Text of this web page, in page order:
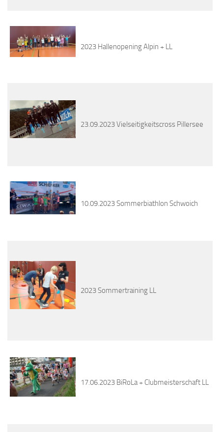
2023 Hallenopening Alpin + LL
23.09.2023 Vielseitigkeitscross Pillersee
10.09.2023 Sommerbiathlon Schwoich
2023 Sommertraining LL
17.06.2023 BiRoLa + Clubmeisterschaft LL